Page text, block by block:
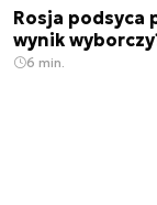
Rosja podsyca
wynik
6 min.